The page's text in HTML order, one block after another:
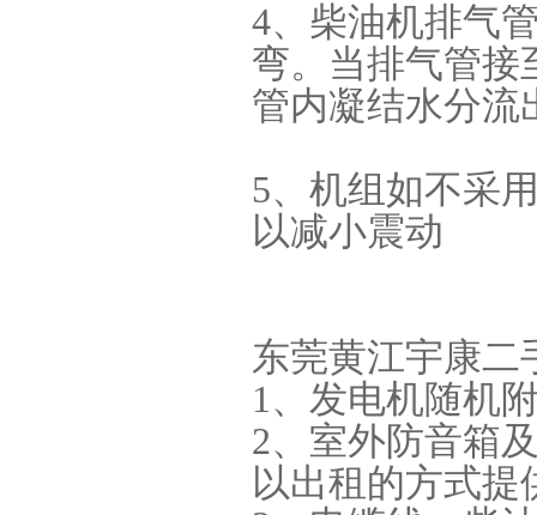
4、柴油机排气
弯。当排气管接
管内凝结水分流
5、机组如不采
以减小震动
东莞黄江宇康二
1、发电机随机
2、室外防音箱
以出租的方式提